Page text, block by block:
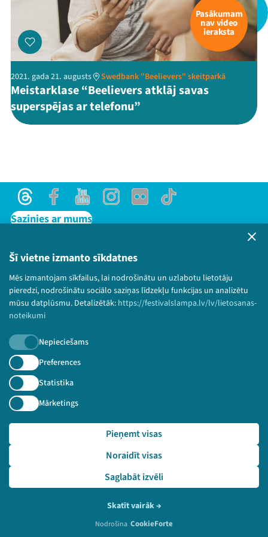
Šī vietne izmanto sīkdatnes
Mēs izmantojam sīkfailus, lai nodrošinātu un uzlabotu lietotāju
pieredzi, nodrošinātu sociālo saziņas līdzekļu funkcijas un analizētu
mūsu datplūsmu. Detalizētāk: https://festivalslampa.lv/lv/lietosanas-
noteikumi
Nepieciešams
Preferences
Statistika
Mārketings
Saglabāt izvēli
Noraidīt visas
Pieņemt visas
Skatīt vairāk→
Nodrošina CookieForte
ThreadsFacebookYoutube
X Instagram
Flick TikTok
Pasākumam
nav video
ieraksta
2021. gada 21. augusts Swedbank "Beelievers" skeitparkā
Meistarklase “Beelievers atklāj savas
superspējas ar telefonu”
ThreadsFacebookYoutubeInstagram
Flick TikTok
Sazinies ar mums
Lietošanas noteikumi un sīkdatņu politika
Bērnu aizsardzības politika
© 2026 Sarunu festivāls LAMPA Visas tiesības
paturētas.
Piesakies jaunumiem!
Nepalaid garām aktuālāko informāciju!
Pieteikties
🔗 https://festivalslampa.lv/lv/dalibnieki/3824